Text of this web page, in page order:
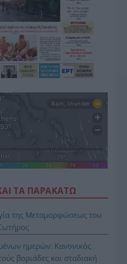
ΤΑ ΠΑΡΑΚΑΤΩ
της Μεταμορφώσεως του
ημερών: Κανονικός
βοριάδες και σταδιακή